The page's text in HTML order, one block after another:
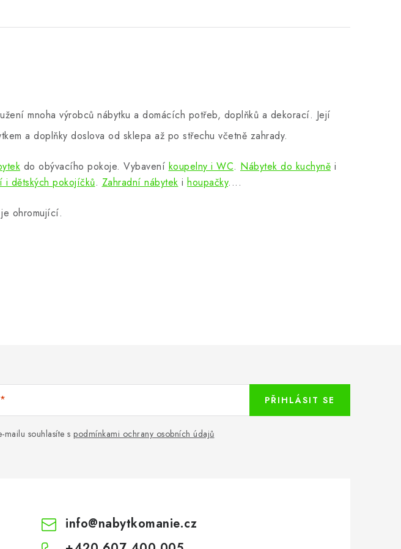
mnoha výrobců nábytku a domácích potřeb, doplňků a dekorací. Její
a doplňky doslova od sklepa až po střechu včetně zahrady.
do obývacího pokoje. Vybavení koupelny i WC. Nábytek do kuchyně i
i dětských pokojíčků. Zahradní nábytek i houpačky....
ohromující.
mailu souhlasíte s podmínkami ochrany osobních údajů
PŘIHLÁSIT SE
info@nabytkomanie.cz